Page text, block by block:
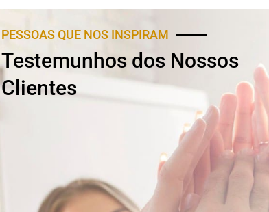
PESSOAS QUE NOS INSPIRAM
Testemunhos dos Nossos
Clientes